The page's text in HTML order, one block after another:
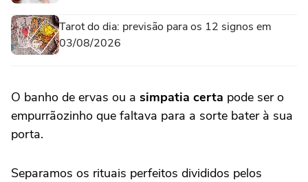
Tarot do dia: previsão para os 12 signos em
03/08/2026
O banho de ervas ou a simpatia certa pode ser o
empurrãozinho que faltava para a sorte bater à sua
porta.
Separamos os rituais perfeitos divididos pelos